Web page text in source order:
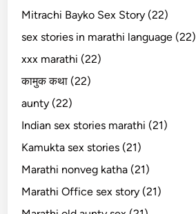
Mitrachi Bayko Sex Story (22)
sex stories in marathi language (22)
xxx marathi (22)
कामुक कथा (22)
aunty (22)
Indian sex stories marathi (21)
Kamukta sex stories (21)
Marathi nonveg katha (21)
Marathi Office sex story (21)